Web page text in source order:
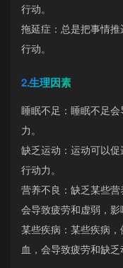
行动。
拖延症：总是把事情
行动。
2.生理因素
睡眠不足：睡眠不足
力。
缺乏运动：运动可以
行动力。
营养不良：缺乏某些
会导致疲劳和虚弱，影
某些疾病：某些疾病
血，会导致疲劳和缺乏